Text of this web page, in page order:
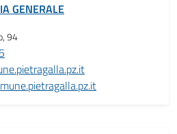
GENERALE
94